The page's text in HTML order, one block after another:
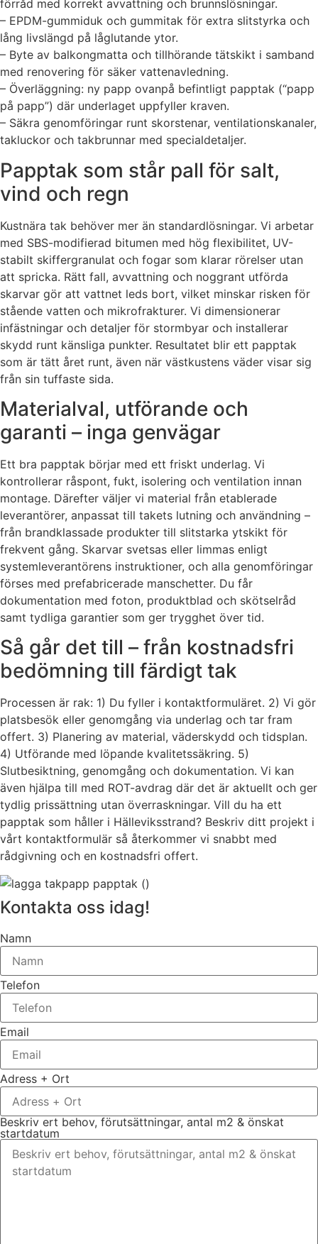
förråd med korrekt avvattning och brunnslösningar.
– EPDM-gummiduk och gummitak för extra slitstyrka och
lång livslängd på låglutande ytor.
– Byte av balkongmatta och tillhörande tätskikt i samband
med renovering för säker vattenavledning.
– Överläggning: ny papp ovanpå befintligt papptak (“papp
på papp”) där underlaget uppfyller kraven.
– Säkra genomföringar runt skorstenar, ventilationskanaler,
takluckor och takbrunnar med specialdetaljer.
Papptak som står pall för salt,
vind och regn
Kustnära tak behöver mer än standardlösningar. Vi arbetar
med SBS-modifierad bitumen med hög flexibilitet, UV-
stabilt skiffergranulat och fogar som klarar rörelser utan
att spricka. Rätt fall, avvattning och noggrant utförda
skarvar gör att vattnet leds bort, vilket minskar risken för
stående vatten och mikrofrakturer. Vi dimensionerar
infästningar och detaljer för stormbyar och installerar
skydd runt känsliga punkter. Resultatet blir ett papptak
som är tätt året runt, även när västkustens väder visar sig
från sin tuffaste sida.
Materialval, utförande och
garanti – inga genvägar
Ett bra papptak börjar med ett friskt underlag. Vi
kontrollerar råspont, fukt, isolering och ventilation innan
montage. Därefter väljer vi material från etablerade
leverantörer, anpassat till takets lutning och användning –
från brandklassade produkter till slitstarka ytskikt för
frekvent gång. Skarvar svetsas eller limmas enligt
systemleverantörens instruktioner, och alla genomföringar
förses med prefabricerade manschetter. Du får
dokumentation med foton, produktblad och skötselråd
samt tydliga garantier som ger trygghet över tid.
Så går det till – från kostnadsfri
bedömning till färdigt tak
Processen är rak: 1) Du fyller i kontaktformuläret. 2) Vi gör
platsbesök eller genomgång via underlag och tar fram
offert. 3) Planering av material, väderskydd och tidsplan.
4) Utförande med löpande kvalitetssäkring. 5)
Slutbesiktning, genomgång och dokumentation. Vi kan
även hjälpa till med ROT-avdrag där det är aktuellt och ger
tydlig prissättning utan överraskningar. Vill du ha ett
papptak som håller i Hälleviksstrand? Beskriv ditt projekt i
vårt kontaktformulär så återkommer vi snabbt med
rådgivning och en kostnadsfri offert.
Kontakta oss idag!
Namn
Telefon
Email
Adress + Ort
Beskriv ert behov, förutsättningar, antal m2 & önskat
startdatum